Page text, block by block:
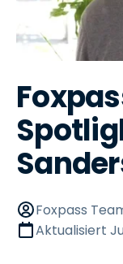
Foxpass
Aktualisiert